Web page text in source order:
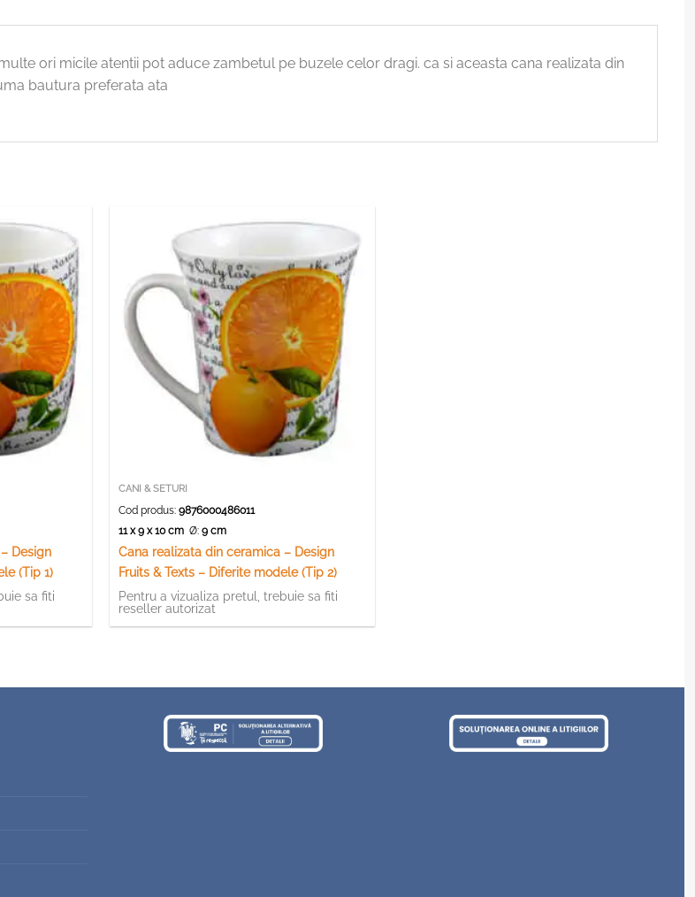
ori micile atentii pot aduce zambetul pe buzele celor dragi. ca si aceasta cana realizata din
bautura preferata ata
Design
(Tip 1)
sa fiti
CANI & SETURI
Cod produs:9876000486011
11 x 9 x 10 cm Ø:9 cm
Cana realizata din ceramica – Design
Fruits & Texts – Diferite modele (Tip 2)
Pentru a vizualiza pretul, trebuie sa fiti
reseller autorizat